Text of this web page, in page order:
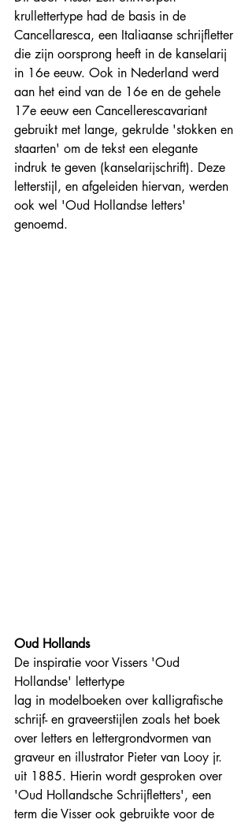
krullettertype had de basis in de
Cancellaresca, een Italiaanse schrijfletter
die zijn oorsprong heeft in de kanselarij
in 16e eeuw. Ook in Nederland werd
aan het eind van de 16e en de gehele
17e eeuw een Cancellerescavariant
gebruikt met lange, gekrulde 'stokken en
staarten' om de tekst een elegante
indruk te geven (kanselarijschrift). Deze
letterstijl, en afgeleiden hiervan, werden
ook wel 'Oud Hollandse letters'
genoemd.
Oud Hollands
De inspiratie voor Vissers 'Oud
Hollandse' lettertype
lag in modelboeken over kalligrafische
schrijf- en graveerstijlen zoals het boek
over letters en lettergrondvormen van
graveur en illustrator Pieter van Looy jr.
uit 1885. Hierin wordt gesproken over
'Oud Hollandsche Schrijfletters', een
term die Visser ook gebruikte voor de